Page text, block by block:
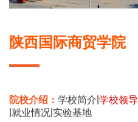
陕西国际商贸学院
院校介绍： 学校简介 学校领导
就业情况 实验基地